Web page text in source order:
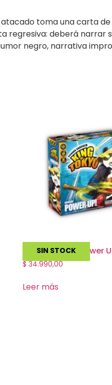
atacado toma una carta de
regresiva: deberá narrar
negro, narrativa
SIN STOCK
King of Tokyo Power
$34.990,00
Leer más